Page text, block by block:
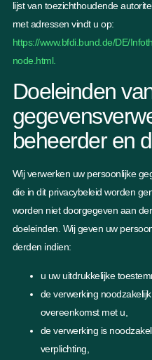
lijst van toezichthoudende
met adressen vindt u op:
https://www.bfdi.bund.de/DE/
node.html.
Doeleinden
beheerder en
Wij verwerken uw persoonlijke
die in dit privacybeleid worden
worden niet doorgegeven aan
doeleinden. Wij geven uw
derden indien:
u uw uitdrukkelijke
de verwerking
overeenkomst met u,
de verwerking is
verplichting,